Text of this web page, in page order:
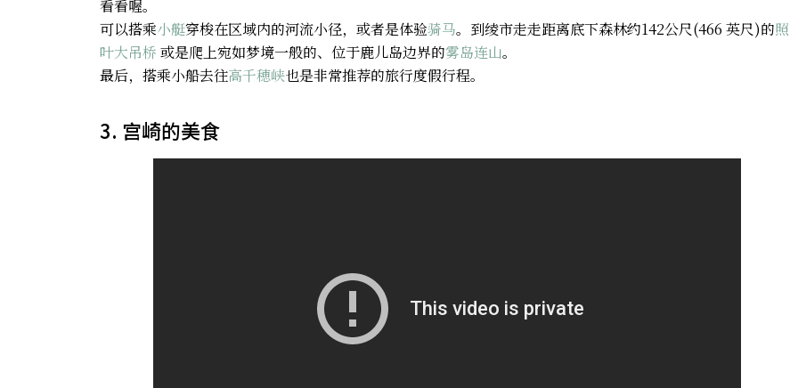
看看喔。
可以搭乘小艇穿梭在区域内的河流小径，或者是体验骑马。到绫市走走距离底下森林约142公尺(466 英尺)的照
叶大吊桥 或是爬上宛如梦境一般的、位于鹿儿岛边界的雾岛连山。
最后，搭乘小船去往高千穂峡也是非常推荐的旅行度假行程。
3. 宫崎的美食